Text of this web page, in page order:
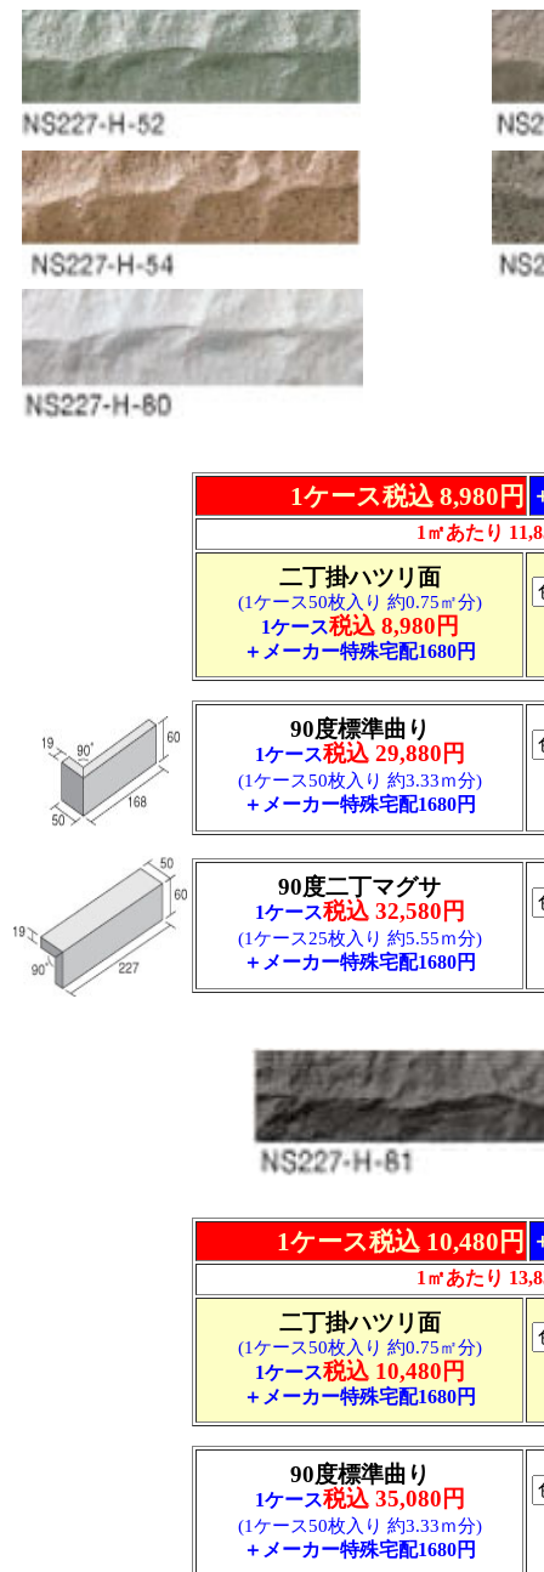
90度二丁マグサ
1ケース税込 32,580円
(1ケース25枚入り 約5.55ｍ分)
＋メーカー特殊宅配1680円
90度標準曲り
1ケース税込 35,080円
(1ケース50枚入り 約3.33ｍ分)
＋メーカー特殊宅配1680円
1ケース税込 8,980円
1㎡あたり
二丁掛ハツリ面
(1ケース50枚入り 約0.75㎡分)
1ケース税込 8,980円
＋メーカー特殊宅配1680円
90度標準曲り
1ケース税込 29,880円
(1ケース50枚入り 約3.33ｍ分)
＋メーカー特殊宅配1680円
1ケース税込 10,480円
1㎡あたり
二丁掛ハツリ面
(1ケース50枚入り 約0.75㎡分)
1ケース税込 10,480円
＋メーカー特殊宅配1680円